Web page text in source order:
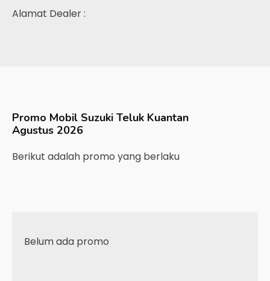
Alamat Dealer :
Promo Mobil Suzuki Teluk Kuantan
Agustus 2026
Berikut adalah promo yang berlaku
Belum ada promo